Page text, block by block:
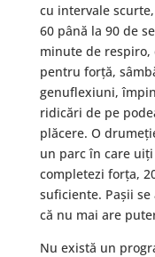
cu intervale
60 până la 90 de
minute de respiro,
pentru forță,
genuflexiuni,
ridicări de pe
plăcere. O
un parc în care
completezi forța,
suficiente. Pașii
că nu mai are
Nu există un